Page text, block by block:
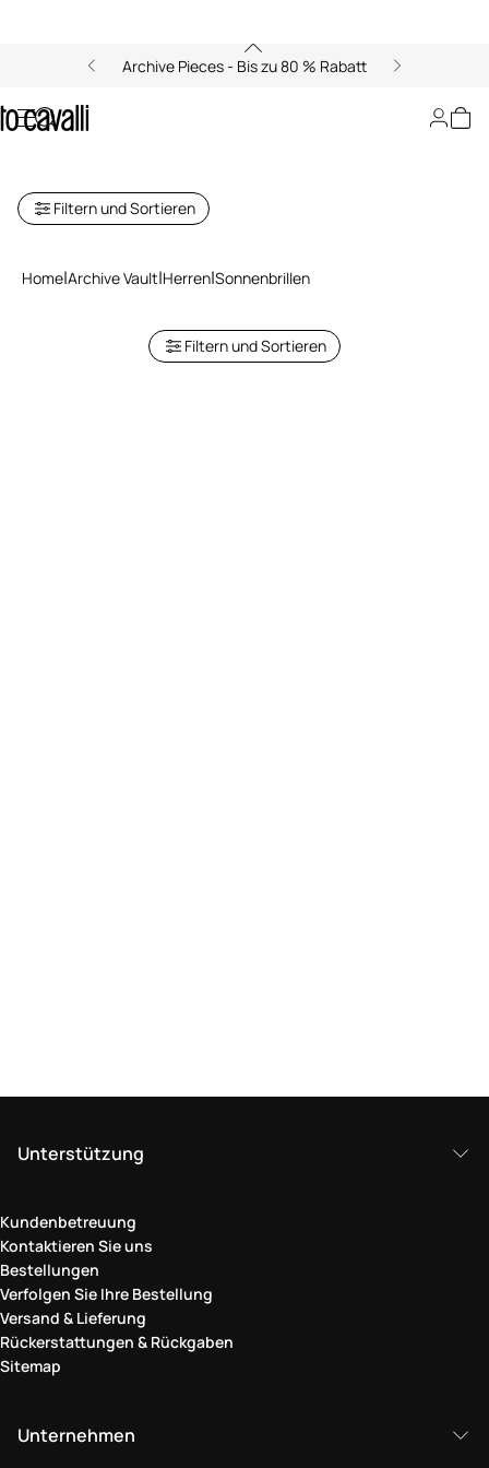
Archive Pieces - Bis zu 80 % Rabatt
Archive: Sonnenbrillen für
Herren
Filtern und Sortieren
Home Archive Vault Herren Sonnenbrillen
Filtern und Sortieren
Unterstützung
Kundenbetreuung
Kontaktieren Sie uns
Bestellungen
Verfolgen Sie Ihre Bestellung
Versand & Lieferung
Rückerstattungen & Rückgaben
Sitemap
Unternehmen